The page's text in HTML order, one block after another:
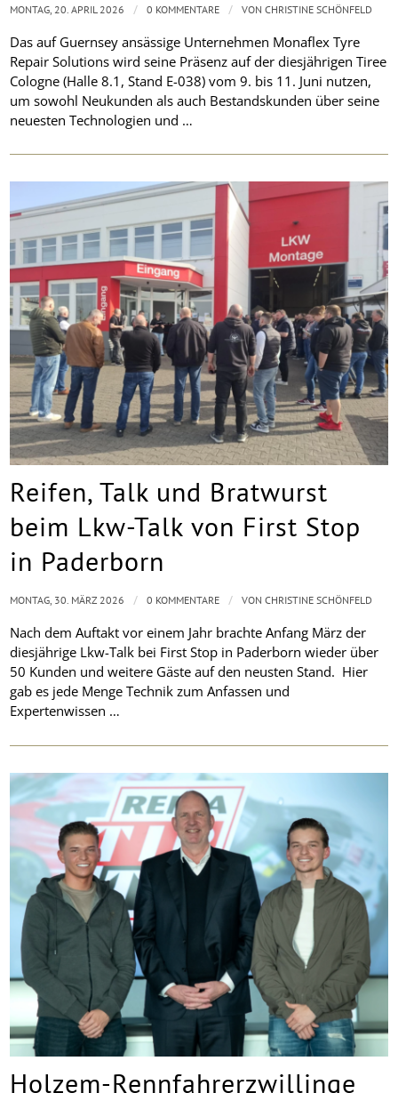
Das auf Guernsey ansässige Unternehmen Monaflex Tyre
Repair Solutions wird seine Präsenz auf der diesjährigen Tiree
Cologne (Halle 8.1, Stand E-038) vom 9. bis 11. Juni nutzen,
um sowohl Neukunden als auch Bestandskunden über seine
neuesten Technologien und …
MONTAG, 20. APRIL 2026 / 0 KOMMENTARE / VONCHRISTINE SCHÖNFELD
Reifen, Talk und Bratwurst
beim Lkw-Talk von First Stop
in Paderborn
Nach dem Auftakt vor einem Jahr brachte Anfang März der
diesjährige Lkw-Talk bei First Stop in Paderborn wieder über
50 Kunden und weitere Gäste auf den neusten Stand. Hier
gab es jede Menge Technik zum Anfassen und
Expertenwissen …
MONTAG, 30. MÄRZ 2026 / 0 KOMMENTARE / VONCHRISTINE SCHÖNFELD
Holzem-Rennfahrerzwillinge